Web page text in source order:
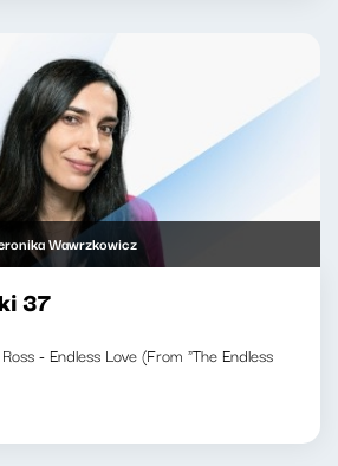
Wawrzkowicz
37
- Endless Love (From "The Endless